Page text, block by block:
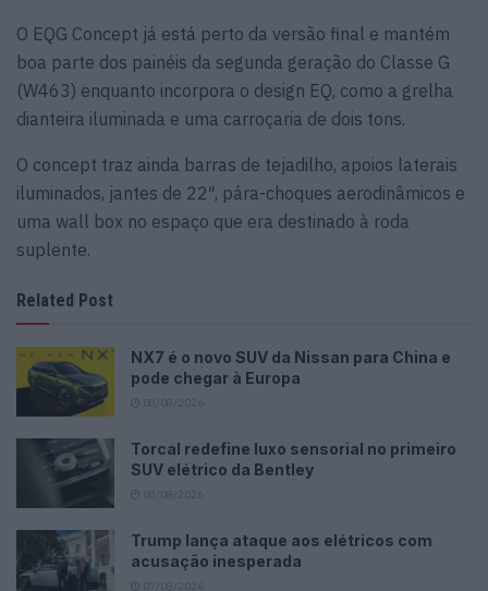
O EQG Concept já está perto da versão final e mantém
boa parte dos painéis da segunda geração do Classe G
(W463) enquanto incorpora o design EQ, como a grelha
dianteira iluminada e uma carroçaria de dois tons.
O concept traz ainda barras de tejadilho, apoios laterais
iluminados, jantes de 22″, pára-choques aerodinâmicos e
uma wall box no espaço que era destinado à roda
suplente.
Related Post
NX7 é o novo SUV da Nissan para China e
pode chegar à Europa
Torcal redefine luxo sensorial no primeiro
SUV elétrico da Bentley
Trump lança ataque aos elétricos com
acusação inesperada